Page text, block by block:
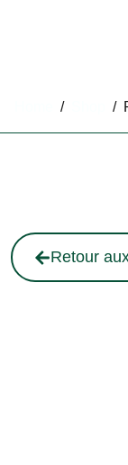
/ /
Retour